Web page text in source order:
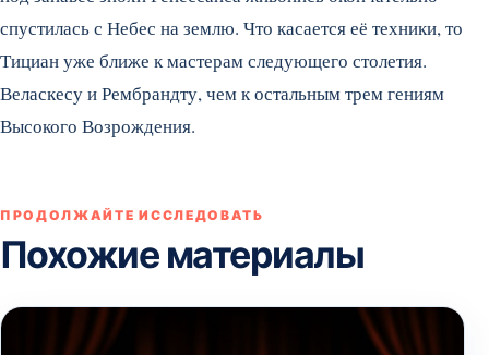
спустилась с Небес на землю. Что касается её техники, то
Тициан уже ближе к мастерам следующего столетия.
Веласкесу и Рембрандту, чем к остальным трем гениям
Высокого Возрождения.
ПРОДОЛЖАЙТЕ ИССЛЕДОВАТЬ
Похожие материалы